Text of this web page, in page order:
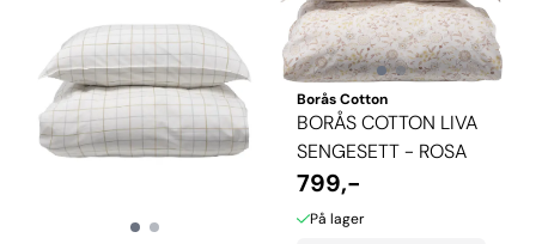
Borås Cotton
BORÅS COTTON LIVA
SENGESETT - ROSA
799,-
På lager